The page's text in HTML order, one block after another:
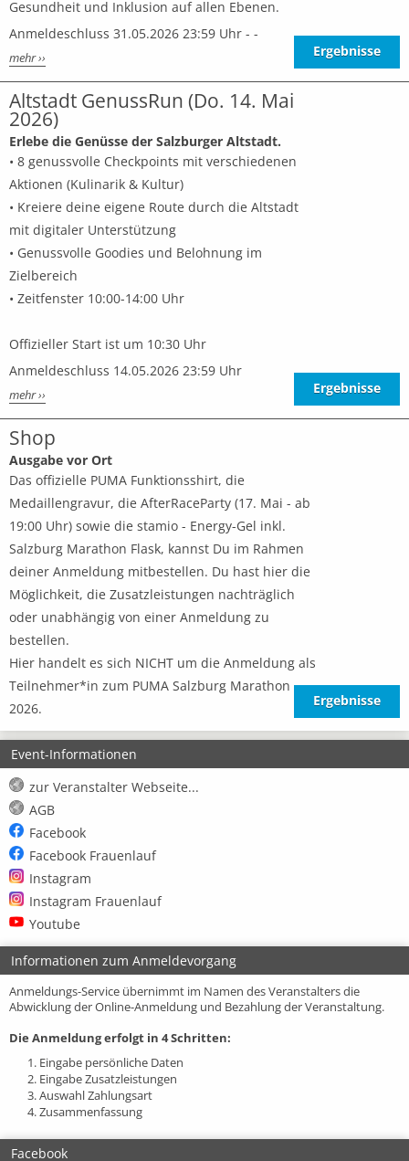
Gesundheit und Inklusion auf allen Ebenen.
Anmeldeschluss 31.05.2026 23:59 Uhr - -
mehr ›› Ergebnisse
Altstadt GenussRun (Do. 14. Mai
2026)
Erlebe die Genüsse der Salzburger Altstadt.
• 8 genussvolle Checkpoints mit verschiedenen
Aktionen (Kulinarik & Kultur)
• Kreiere deine eigene Route durch die Altstadt
mit digitaler Unterstützung
• Genussvolle Goodies und Belohnung im
Zielbereich
• Zeitfenster 10:00-14:00 Uhr
Offizieller Start ist um 10:30 Uhr
Anmeldeschluss 14.05.2026 23:59 Uhr
mehr ›› Ergebnisse
Shop
Ausgabe vor Ort
Das offizielle PUMA Funktionsshirt, die
Medaillengravur, die AfterRaceParty (17. Mai - ab
19:00 Uhr) sowie die stamio - Energy-Gel inkl.
Salzburg Marathon Flask, kannst Du im Rahmen
deiner Anmeldung mitbestellen. Du hast hier die
Möglichkeit, die Zusatzleistungen nachträglich
oder unabhängig von einer Anmeldung zu
bestellen.
Hier handelt es sich NICHT um die Anmeldung als
Teilnehmer*in zum PUMA Salzburg Marathon
2026.
Ergebnisse
Event-Informationen
zur Veranstalter Webseite...
AGB
Facebook
Facebook Frauenlauf
Instagram
Instagram Frauenlauf
Youtube
Informationen zum Anmeldevorgang
Anmeldungs-Service übernimmt im Namen des Veranstalters die
Abwicklung der Online-Anmeldung und Bezahlung der Veranstaltung.
Die Anmeldung erfolgt in 4 Schritten:
1. Eingabe persönliche Daten
2. Eingabe Zusatzleistungen
3. Auswahl Zahlungsart
4. Zusammenfassung
Facebook